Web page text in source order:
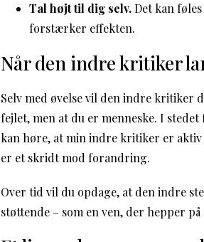
Tal højt til dig selv.Det kan
forstærker effekten.
Når den indre kritiker
Selv med øvelse vil den indre kritiker
fejlet, men at du er menneske. I
kan høre, at min indre kritiker er
er et skridt mod forandring.
Over tid vil du opdage, at den indre
støttende – som en ven, der hepper